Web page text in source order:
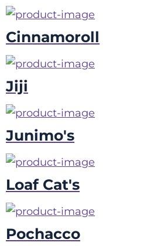
Cinnamoroll
Jiji
Junimo's
Loaf Cat's
Pochacco